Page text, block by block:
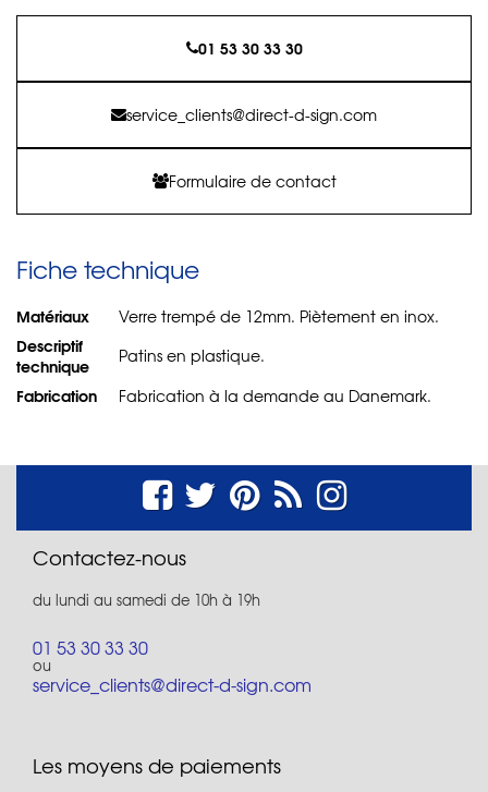
01 53 30 33 30
service_clients@direct-d-sign.com
Formulaire de contact
Fiche technique
Matériaux Verre trempé de 12mm. Piètement en inox.
Descriptif
technique
Patins en plastique.
Fabrication Fabrication à la demande au Danemark.
Contactez-nous
du lundi au samedi de 10h à 19h
01 53 30 33 30
ou
service_clients@direct-d-sign.com
Les moyens de paiements